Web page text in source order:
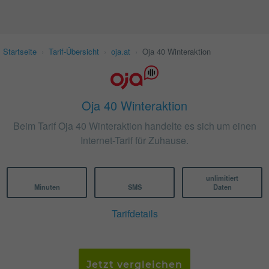
Startseite Tarif-Übersicht oja.at Oja 40 Winteraktion
Oja 40 Winteraktion
Beim Tarif Oja 40 Winteraktion handelte es sich um einen
Internet-Tarif für Zuhause.
Minuten SMS
unlimitiert
Daten
Tarifdetails
Jetzt vergleichen